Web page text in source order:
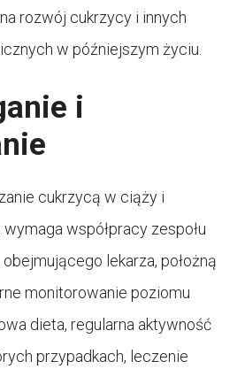
rozwój cukrzycy i innych
w późniejszym życiu.
i
cukrzycą w ciąży i
współpracy zespołu
lekarza, położną
monitorowanie poziomu
dieta, regularna aktywność
przypadkach, leczenie